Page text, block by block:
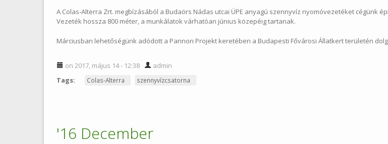
A Colas-Alterra Zrt. megbízásából a Budaörs Nádas utcai ÜPE anyagú szennyvíz nyomóvezetéket cégünk
Vezeték hossza 800 méter, a munkálatok várhatóan június közepéig tartanak.
Márciusban lehetőségünk adódott a Pannon Projekt keretében a Budapesti Fővárosi Állatkert területén
on 2017, május 14 - 12:38
admin
Tags:
Colas-Alterra szennyvízcsatorna
'16 December